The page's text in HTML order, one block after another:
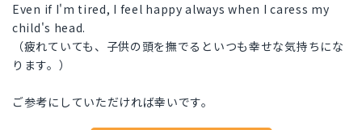
Even if I'm tired, I feel happy always when I caress my
child's head.
（疲れていても、子供の頭を撫でるといつも幸せな気持ちにな
ります。）
ご参考にしていただければ幸いです。